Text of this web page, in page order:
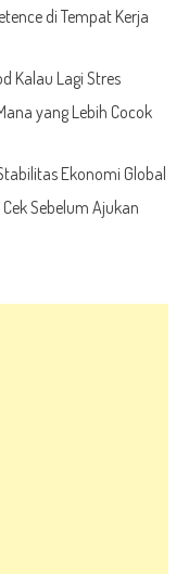
di Tempat Kerja
Kalau Lagi Stres
yang Lebih Cocok
Ekonomi Global
Sebelum Ajukan